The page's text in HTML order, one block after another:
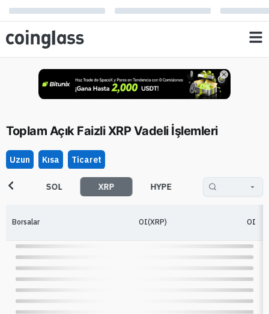
Toplam Açık Faizli XRP Vadeli İşlemleri
Uzun Kısa Ticaret
SOL XRP HYPE XAU
Borsalar OI(XRP) OI